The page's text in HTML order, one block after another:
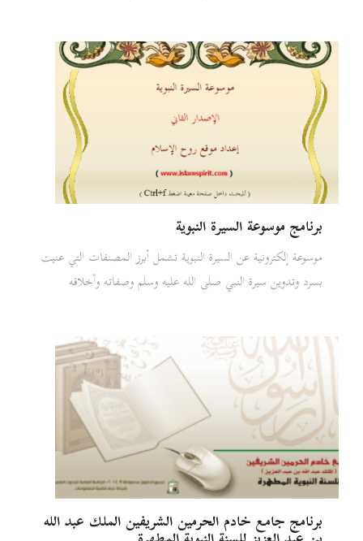
برنامج موسوعة السيرة النبوية
موسوعة إلكترونية عن السيرة النبوية تشمل أبرز المصنفات التي عنيت
بسرد وتدوين سيرة النبي صلى الله عليه وسلم وصفاته وأخلاقه
برنامج جامع خادم الحرمين الشريفين الملك عبد الله